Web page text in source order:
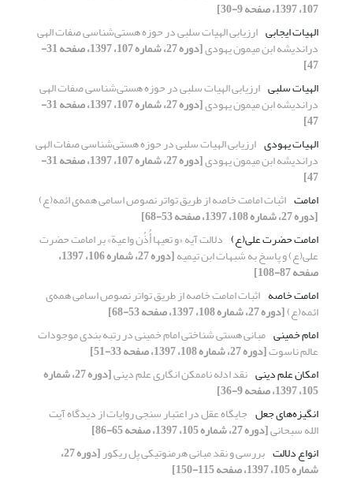
107، 1397، صفحه 9-30]
الهیات ایجابی ارزیابی الهیات سلبی در حوزه هستی‌شناسی صفات الهی
دراندیشه‌ ابن میمون یهودی [دوره 27، شماره 107، 1397، صفحه 31-
47]
الهیات سلبی ارزیابی الهیات سلبی در حوزه هستی‌شناسی صفات الهی
دراندیشه‌ ابن میمون یهودی [دوره 27، شماره 107، 1397، صفحه 31-
47]
الهیات یهودی ارزیابی الهیات سلبی در حوزه هستی‌شناسی صفات الهی
دراندیشه‌ ابن میمون یهودی [دوره 27، شماره 107، 1397، صفحه 31-
47]
امامت اثبات امامت خاصه از طریق تواتر نصوص اسامی همه‌ی ائمه(ع)
[دوره 27، شماره 108، 1397، صفحه 53-68]
امامت حضرت علی(ع) دلالت آیه «و تعیها أُذُن واعیة» بر امامت حضرت
علی(ع) و پاسخ به شبهات ابن تیمیه [دوره 27، شماره 106، 1397،
صفحه 87-108]
امامت خاصه اثبات امامت خاصه از طریق تواتر نصوص اسامی همه‌ی
ائمه(ع)[دوره 27، شماره 108، 1397، صفحه 53-68]
امام خمینی مبانی هستی شناختی امام خمینی در رتبه بندی موجودات
عالم ناسوت[دوره 27، شماره 108، 1397، صفحه 33-51]
امکان علم دینی نقد ادله ناممکن انگاری علم دینی [دوره 27، شماره
105، 1397، صفحه 9-36]
انگیزه‌های جعل جایگاه عقل در اعتبار سنجی روایات از دیدگاه آیت
الله سبحانی[دوره 27، شماره 105، 1397، صفحه 65-86]
انواع دلالت بررسی و نقد مبانی هرمنوتیکی پل ریکور [دوره 27،
شماره 105، 1397، صفحه 115-150]